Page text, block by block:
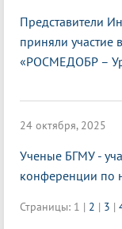
Представители
приняли
«РОСМЕДОБР –
24 октября, 2025
Ученые БГМУ -
конференции по
Страницы: 1 | 2 | 3 |